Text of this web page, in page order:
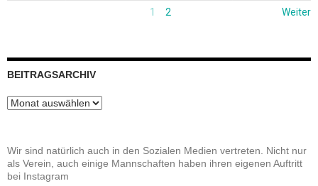
1 2 Weiter
BEITRAGSARCHIV
Beitragsarchiv
Wir sind natürlich auch in den Sozialen Medien vertreten. Nicht nur
als Verein, auch einige Mannschaften haben ihren eigenen Auftritt
bei Instagram